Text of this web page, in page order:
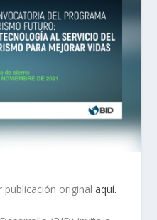
publicación original aquí.